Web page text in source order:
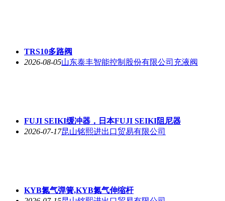
TRS10多路阀
2026-08-05山东泰丰智能控制股份有限公司充液阀
FUJI SEIKI缓冲器，日本FUJI SEIKI阻尼器
2026-07-17昆山铭熙进出口贸易有限公司
KYB氮气弹簧,KYB氮气伸缩杆